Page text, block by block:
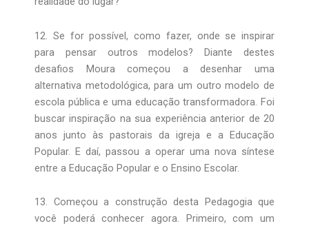
12. Se for possível, como fazer, onde se inspirar
para pensar outros modelos? Diante destes
desafios Moura começou a desenhar uma
alternativa metodológica, para um outro modelo de
escola pública e uma educação transformadora. Foi
buscar inspiração na sua experiência anterior de 20
anos junto às pastorais da igreja e a Educação
Popular. E daí, passou a operar uma nova síntese
entre a Educação Popular e o Ensino Escolar.
13. Começou a construção desta Pedagogia que
você poderá conhecer agora. Primeiro, com um